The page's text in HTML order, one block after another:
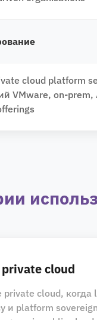
cloud platform
VMware, on-prem,
cloud
private cloud, когда
и platform